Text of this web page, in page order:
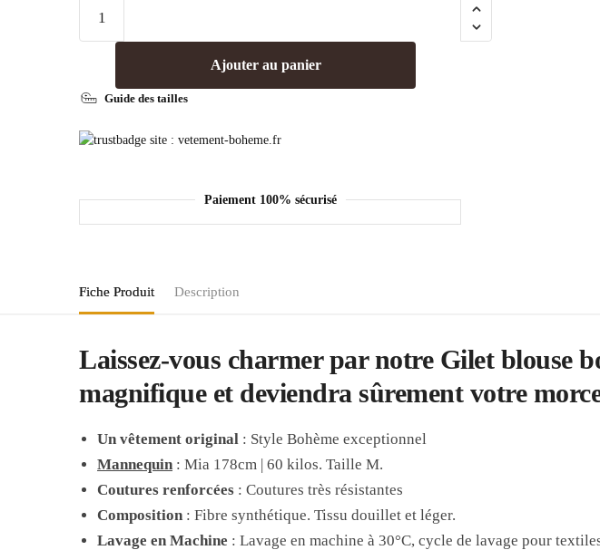
Ajouter au panier
Guide des tailles
Paiement 100% sécurisé
Fiche Produit Description
Laissez-vous charmer par notre Gilet blouse
magnifique et deviendra sûrement votre
Un vêtement original : Style Bohème exceptionnel
Mannequin : Mia 178cm | 60 kilos. Taille M.
Coutures renforcées : Coutures très résistantes
Composition : Fibre synthétique. Tissu douillet et léger.
Lavage en Machine : Lavage en machine à 30°C, cycle de lavage pour